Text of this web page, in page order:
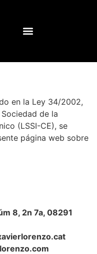
en la Ley 34/2002,
de la
(LSSI-CE), se
página web sobre
8, 2n 7a, 08291